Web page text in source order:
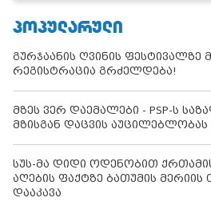
ᲞᲝᲞᲣᲚᲐᲠᲣᲚᲘ
გურჯაანის ღვინის ფესტივალზე
რეგისტრაცია გრძელდება!
მზეს ვერ დაემალები - PSP-ს
მზისგან დაცვის აუცილებლობას
სუს-მა დიდი ოდენობით
აღების ფაქტზე ბათუმის
დააკავა